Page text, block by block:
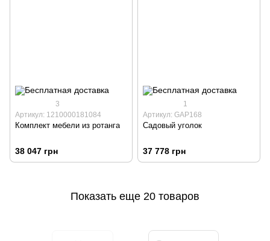
3
Артикул: 1210000181084
Комплект мебели из ротанга
38 047 грн
1
Артикул: GAP168
Садовый уголок
37 778 грн
Показать еще 20 товаров